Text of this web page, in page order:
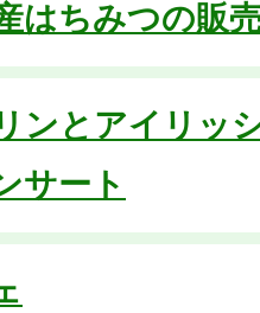
はちみつの販
ンとアイリッ
サート